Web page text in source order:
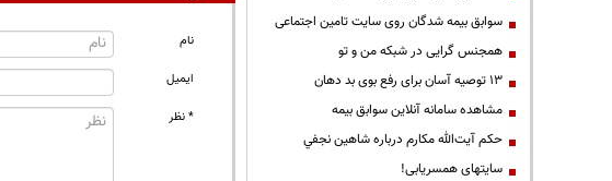
نام
ایمیل
* نظر
سوابق بیمه شدگان روی سایت تامین اجتماعی
همجنس گرایی در شبکه من و تو
13 توصیه آسان برای رفع بوی بد دهان
مشاهده سامانه آنلاين سوابق بیمه
حكم آيت‌الله مكارم درباره شاهين نجفي
سایتهای همسریابی!